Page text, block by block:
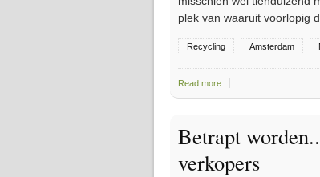
plek van waaruit voorlopig
Recycling Amsterdam
Read more
Betrapt
verkopers